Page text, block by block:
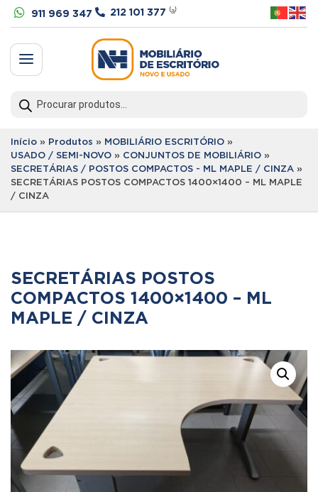
 911 969 347  212 101 377 ⁽ᵃ⁾
a
search
Início » Produtos » MOBILIÁRIO ESCRITÓRIO »
USADO / SEMI-NOVO » CONJUNTOS DE MOBILIÁRIO »
SECRETÁRIAS / POSTOS COMPACTOS - ML MAPLE / CINZA »
SECRETÁRIAS POSTOS COMPACTOS 1400×1400 – ML MAPLE
/ CINZA
SECRETÁRIAS POSTOS
COMPACTOS 1400×1400 – ML
MAPLE / CINZA